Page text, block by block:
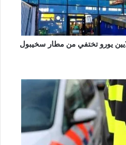
هواتف ذكية بقيمة 5 ملايين يورو تختفي من مطار سخيبول